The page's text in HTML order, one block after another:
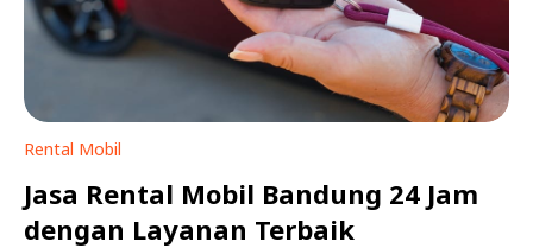
Rental Mobil
Jasa Rental Mobil Bandung 24 Jam
dengan Layanan Terbaik